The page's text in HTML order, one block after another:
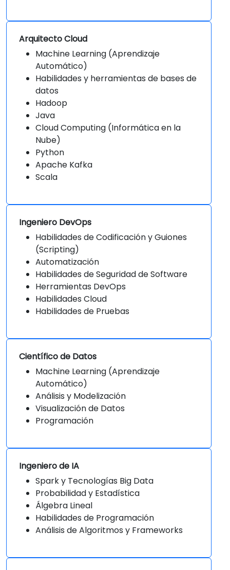
Arquitecto Cloud
Machine Learning (Aprendizaje
Automático)
Habilidades y herramientas de bases de
datos
Hadoop
Java
Cloud Computing (Informática en la
Nube)
Python
Apache Kafka
Scala
Ingeniero DevOps
Habilidades de Codificación y Guiones
(Scripting)
Automatización
Habilidades de Seguridad de Software
Herramientas DevOps
Habilidades Cloud
Habilidades de Pruebas
Científico de Datos
Machine Learning (Aprendizaje
Automático)
Análisis y Modelización
Visualización de Datos
Programación
Ingeniero de IA
Spark y Tecnologías Big Data
Probabilidad y Estadística
Álgebra Lineal
Habilidades de Programación
Análisis de Algoritmos y Frameworks